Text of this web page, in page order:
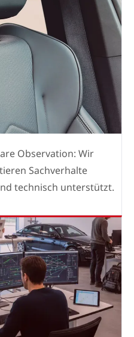
Observation: Wir
Sachverhalte
technisch unterstützt.